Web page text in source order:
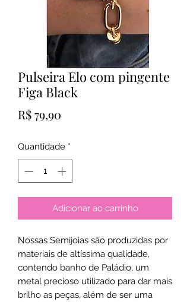
Pulseira Elo com pingente
Figa Black
R$ 79,90
Quantidade *
Adicionar ao carrinho
Nossas Semijoias são produzidas por
materiais de altíssima qualidade,
contendo banho de Paládio, um
metal precioso utilizado para dar mais
brilho as peças, além de ser uma